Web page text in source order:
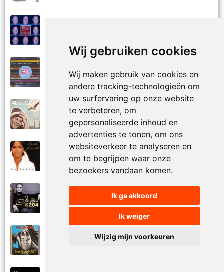
Wij gebruiken cookies
Wij maken gebruik van cookies en
andere tracking-technologieën om
uw surfervaring op onze website
te verbeteren, om
gepersonaliseerde inhoud en
advertenties te tonen, om ons
websiteverkeer te analyseren en
om te begrijpen waar onze
bezoekers vandaan komen.
Ik ga akkoord
Ik weiger
Wijzig mijn voorkeuren
Katinka
Paul De Leeuw
Kerstmis
Ruth Jacott en Paul De Leeuw
Kijk niet uit
KL 204 (Als ik God was)